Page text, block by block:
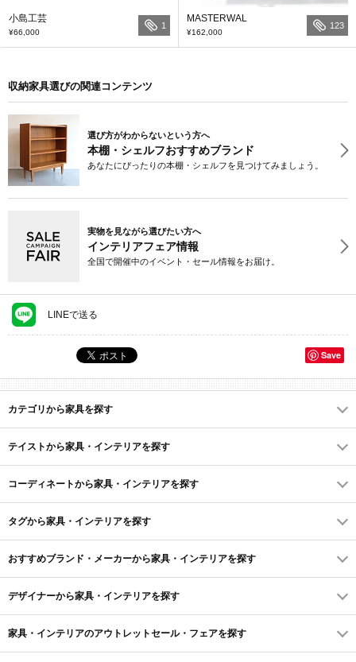
小島工芸
¥66,000
1
MASTERWAL
¥162,000
123
収納家具選びの関連コンテンツ
選び方がわからないという方へ
本棚・シェルフおすすめブランド
あなたにぴったりの本棚・シェルフを見つけてみましょう。
実物を見ながら選びたい方へ
インテリアフェア情報
全国で開催中のイベント・セール情報をお届け。
LINEで送る
Save
カテゴリから家具を探す
テイストから家具・インテリアを探す
コーディネートから家具・インテリアを探す
タグから家具・インテリアを探す
おすすめブランド・メーカーから家具・インテリアを探す
デザイナーから家具・インテリアを探す
家具・インテリアのアウトレットセール・フェアを探す